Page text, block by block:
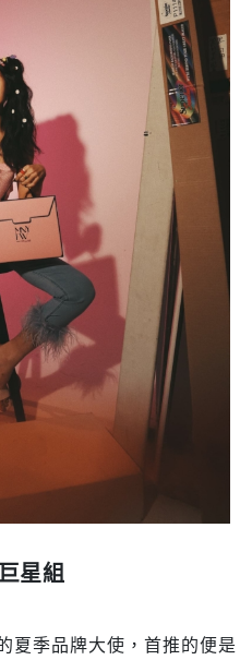
巨星組
夏季品牌大使，首推的便是